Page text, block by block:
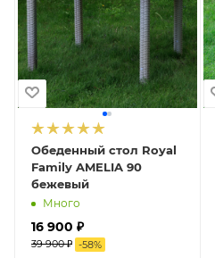
Обеденный стол Royal
Family AMELIA 90
бежевый
Много
16 900 ₽
39 900 ₽ -58%